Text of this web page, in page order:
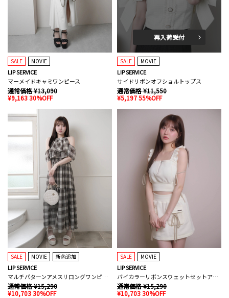
SALE MOVIE
LIP SERVICE
マーメイドキャミワンピース
通常価格 ¥13,090
¥9,163 30%OFF
再入荷受付
SALE MOVIE
LIP SERVICE
サイドリボンオフショルトップス
通常価格 ¥11,550
¥5,197 55%OFF
SALE MOVIE 新色追加
LIP SERVICE
マルチパターンアメスリロングワンピース
通常価格 ¥15,290
¥10,703 30%OFF
SALE MOVIE
LIP SERVICE
バイカラーリボンスウェットセットアップ
通常価格 ¥15,290
¥10,703 30%OFF